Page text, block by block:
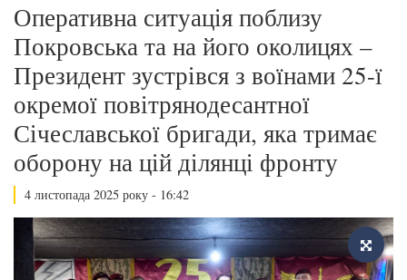
Оперативна ситуація поблизу
Покровська та на його околицях –
Президент зустрівся з воїнами 25-ї
окремої повітрянодесантної
Січеславської бригади, яка тримає
оборону на цій ділянці фронту
4 листопада 2025 року - 16:42